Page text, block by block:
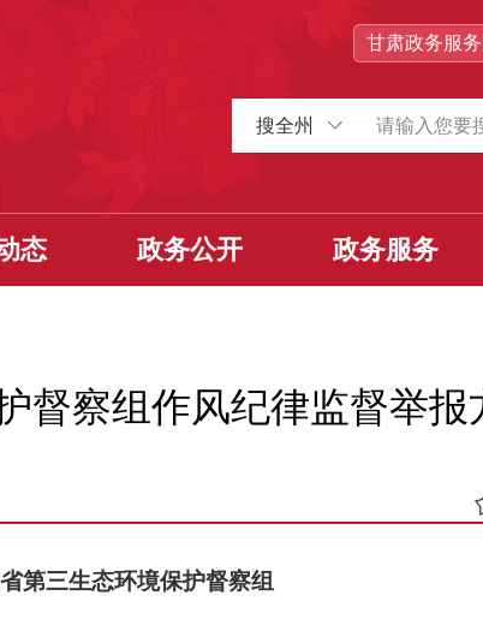
甘肃政务服务
搜全州
态 政务公开 政务服务
督察组作风纪律监督举报
第三生态环境保护督察组